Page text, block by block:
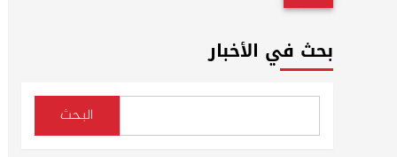
بحث في الأخبار
البحث